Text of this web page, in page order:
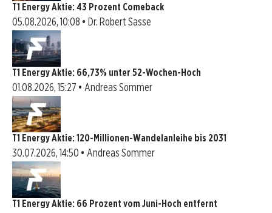
T1 Energy Aktie: 43 Prozent Comeback
05.08.2026, 10:08 • Dr. Robert Sasse
T1 Energy Aktie: 66,73% unter 52-Wochen-Hoch
01.08.2026, 15:27 • Andreas Sommer
T1 Energy Aktie: 120-Millionen-Wandelanleihe bis 2031
30.07.2026, 14:50 • Andreas Sommer
T1 Energy Aktie: 66 Prozent vom Juni-Hoch entfernt